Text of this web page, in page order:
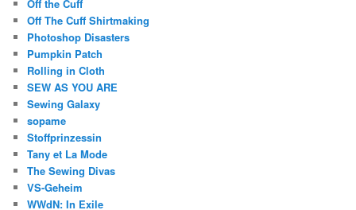
Off the Cuff
Off The Cuff Shirtmaking
Photoshop Disasters
Pumpkin Patch
Rolling in Cloth
SEW AS YOU ARE
Sewing Galaxy
sopame
Stoffprinzessin
Tany et La Mode
The Sewing Divas
VS-Geheim
WWdN: In Exile